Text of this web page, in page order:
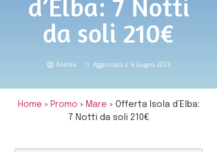
d’Elba: 7 Notti
da soli 210€
Andrea Aggiornato il: 6 Giugno 2023
Home » Promo » Mare » Offerta Isola d’Elba:
7 Notti da soli 210€